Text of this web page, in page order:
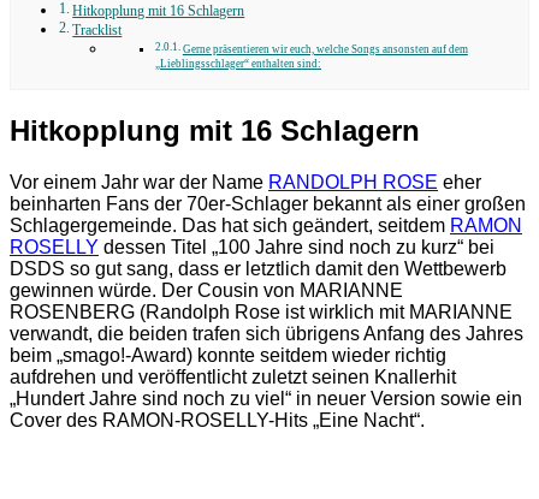
Hitkopplung mit 16 Schlagern
Tracklist
Gerne präsentieren wir euch, welche Songs ansonsten auf dem
„Lieblingsschlager“ enthalten sind:
Hitkopplung mit 16 Schlagern
Vor einem Jahr war der Name RANDOLPH ROSE eher
beinharten Fans der 70er-Schlager bekannt als einer großen
Schlagergemeinde. Das hat sich geändert, seitdem RAMON
ROSELLY dessen Titel „100 Jahre sind noch zu kurz“ bei
DSDS so gut sang, dass er letztlich damit den Wettbewerb
gewinnen würde. Der Cousin von MARIANNE
ROSENBERG (Randolph Rose ist wirklich mit MARIANNE
verwandt, die beiden trafen sich übrigens Anfang des Jahres
beim „smago!-Award) konnte seitdem wieder richtig
aufdrehen und veröffentlicht zuletzt seinen Knallerhit
„Hundert Jahre sind noch zu viel“ in neuer Version sowie ein
Cover des RAMON-ROSELLY-Hits „Eine Nacht“.